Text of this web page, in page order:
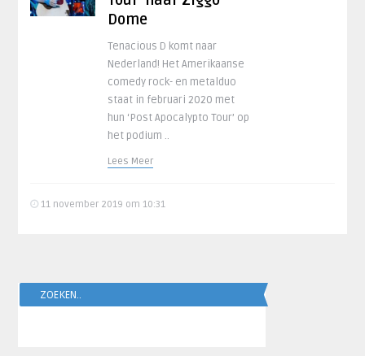
Dome
Tenacious D komt naar
Nederland! Het Amerikaanse
comedy rock- en metalduo
staat in februari 2020 met
hun ‘Post Apocalypto Tour’ op
het podium ..
Lees Meer
11 november 2019 om 10:31
ZOEKEN..